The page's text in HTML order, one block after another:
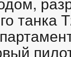
танка